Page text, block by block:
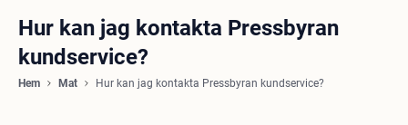
Hur kan jag kontakta Pressbyran
kundservice?
Hem Mat Hur kan jag kontakta Pressbyran kundservice?